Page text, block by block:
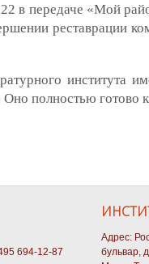
в передаче «Мой
реставрации
института
Оно полностью готово
694-12-87
Адрес:
бульвар,